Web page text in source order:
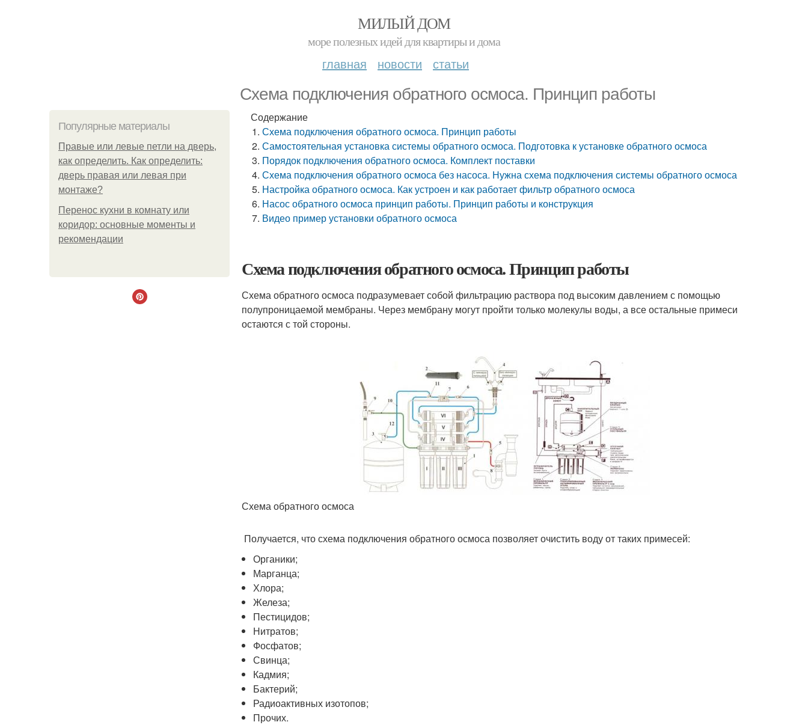
МИЛЫЙ ДОМ
море полезных идей для квартиры и дома
главная новости статьи
Схема подключения обратного осмоса. Принцип работы
Популярные материалы
Правые или левые петли на дверь,
как определить. Как определить:
дверь правая или левая при
монтаже?
Перенос кухни в комнату или
коридор: основные моменты и
рекомендации
Содержание
Схема подключения обратного осмоса. Принцип работы
Самостоятельная установка системы обратного осмоса. Подготовка к установке обратного осмоса
Порядок подключения обратного осмоса. Комплект поставки
Схема подключения обратного осмоса без насоса. Нужна схема подключения системы обратного осмоса
Настройка обратного осмоса. Как устроен и как работает фильтр обратного осмоса
Насос обратного осмоса принцип работы. Принцип работы и конструкция
Видео пример установки обратного осмоса
Схема подключения обратного осмоса. Принцип работы
Схема обратного осмоса подразумевает собой фильтрацию раствора под высоким давлением с помощью
полупроницаемой мембраны. Через мембрану могут пройти только молекулы воды, а все остальные примеси
остаются с той стороны.
Схема обратного осмоса
Получается, что схема подключения обратного осмоса позволяет очистить воду от таких примесей:
Органики;
Марганца;
Хлора;
Железа;
Пестицидов;
Нитратов;
Фосфатов;
Свинца;
Кадмия;
Бактерий;
Радиоактивных изотопов;
Прочих.